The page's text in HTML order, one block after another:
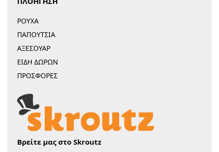
ΡΟΥΧΑ
ΠΑΠΟΥΤΣΙΑ
ΑΞΕΣΟΥΑΡ
ΕΙΔΗ ΔΩΡΩΝ
ΠΡΟΣΦΟΡΕΣ
Βρείτε μας στο Skroutz